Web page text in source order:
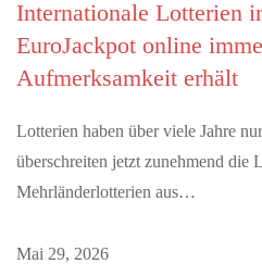
Internationale Lotterien
EuroJackpot online
Aufmerksamkeit erhält
Lotterien haben über viele Jahre
überschreiten jetzt zunehmend die
Mehrländerlotterien aus…
Mai 29, 2026